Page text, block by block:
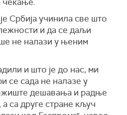
Србија учинила све што
и да се даљи
не налази у њеним
и што је до нас, ми
се сада не налазе у
дешавања и радње
са друге стране кључ